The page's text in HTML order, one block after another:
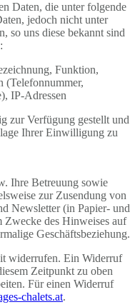
Daten, die unter folgende
jedoch nicht unter
so uns diese bekannt sind
Funktion,
(Telefonnummer,
IP-Adressen
zur Verfügung gestellt und
Ihrer Einwilligung zu
Ihre Betreuung sowie
zur Zusendung von
Newsletter (in Papier- und
Zwecke des Hinweises auf
Geschäftsbeziehung.
widerrufen. Ein Widerruf
Zeitpunkt zu oben
Für einen Widerruf
chalets.at.